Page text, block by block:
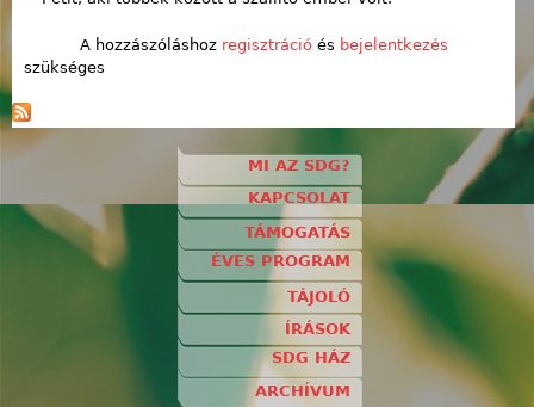
A hozzászóláshoz regisztrációés bejelentkezés
szükséges
MI AZ SDG?
KAPCSOLAT
TÁMOGATÁS
ÉVES PROGRAM
TÁJOLÓ
ÍRÁSOK
SDG HÁZ
ARCHÍVUM